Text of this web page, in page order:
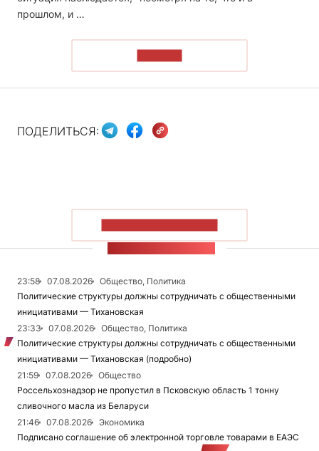
прошлом, и …
ПОДЕЛИТЬСЯ:
23:58 07.08.2026
Общество, Политика
Политические структуры должны сотрудничать с общественными
инициативами — Тихановская
23:33
07.08.2026
Общество, Политика
Политические структуры должны сотрудничать с общественными
инициативами — Тихановская (подробно)
21:59
07.08.2026
Общество
Россельхознадзор не пропустил в Псковскую область 1 тонну
сливочного масла из Беларуси
21:46
07.08.2026
Экономика
Подписано соглашение об электронной торговле товарами в ЕАЭС